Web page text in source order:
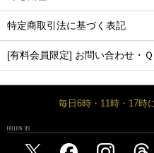
特定商取引法に基づく表記
[有料会員限定] お問い合わせ・Ｑ
毎日6時・11時・17時
FOLLOW US